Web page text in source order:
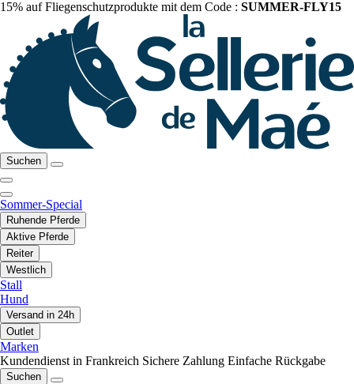
15% auf Fliegenschutzprodukte mit dem Code : SUMMER-FLY15
Suchen
Sommer-Special
Ruhende Pferde
Aktive Pferde
Reiter
Westlich
Stall
Hund
Versand in 24h
Outlet
Marken
Kundendienst in Frankreich Sichere Zahlung Einfache Rückgabe
Suchen